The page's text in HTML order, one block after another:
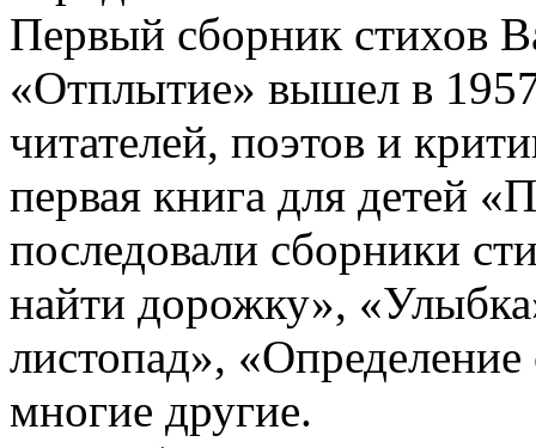
Первый сборник стихов
«Отплытие» вышел в
читателей, поэтов и
первая книга для детей
последовали сборники
найти дорожку»,
листопад»,
многие другие.